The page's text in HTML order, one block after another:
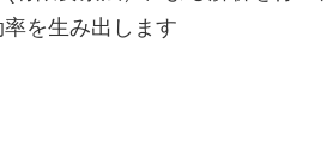
を生み出します